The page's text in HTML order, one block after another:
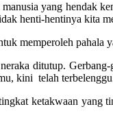
yang hendak
henti-hentinya kita
memperoleh
ditutup.
kini telah
ketakwaan